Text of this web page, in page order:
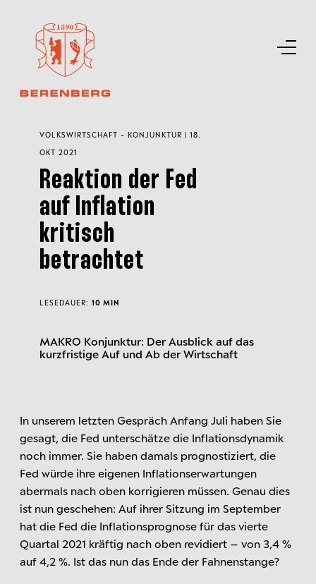
MAKRO Konjunktur: Der Ausblick auf das
kurzfristige Auf und Ab der Wirtschaft
VOLKSWIRTSCHAFT - KONJUNKTUR | 18.
OKT 2021
Reaktion der Fed
auf Inflation
kritisch
betrachtet
LESEDAUER: 10 MIN
In unserem letzten Gespräch Anfang Juli haben Sie
gesagt, die Fed unterschätze die Inflationsdynamik
noch immer. Sie haben damals prognostiziert, die
Fed würde ihre eigenen Inflationserwartungen
abermals nach oben korrigieren müssen. Genau dies
ist nun geschehen: Auf ihrer Sitzung im September
hat die Fed die Inflationsprognose für das vierte
Quartal 2021 kräftig nach oben revidiert – von 3,4 %
auf 4,2 %. Ist das nun das Ende der Fahnenstange?